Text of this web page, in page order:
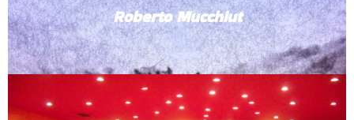
Roberto Mucchiut